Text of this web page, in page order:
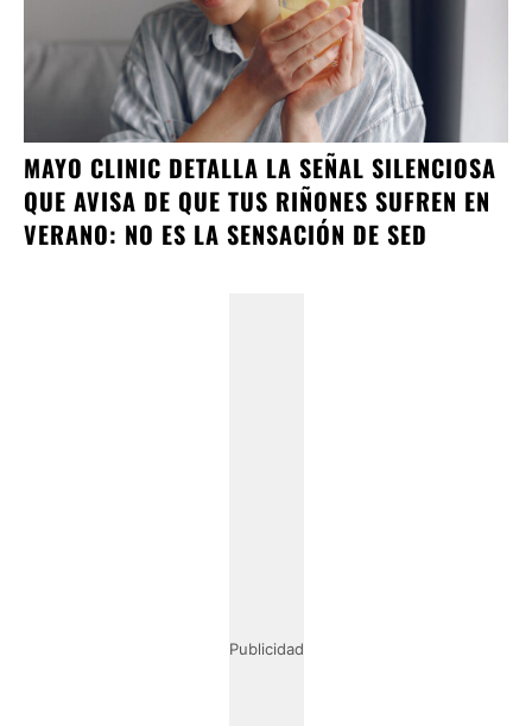
MAYO CLINIC DETALLA LA SEÑAL SILENCIOSA
QUE AVISA DE QUE TUS RIÑONES SUFREN EN
VERANO: NO ES LA SENSACIÓN DE SED
Publicidad